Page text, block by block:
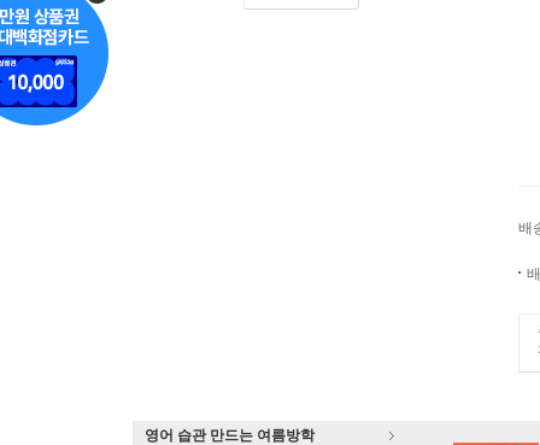
배
영어 습관 만드는 여름방학